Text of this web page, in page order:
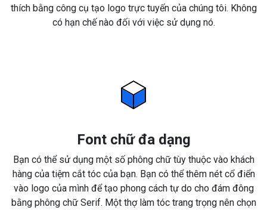
thích bằng công cụ tạo logo trực tuyến của chúng tôi. Không
có hạn chế nào đối với việc sử dụng nó.
Font chữ đa dạng
Bạn có thể sử dụng một số phông chữ tùy thuộc vào khách
hàng của tiệm cắt tóc của bạn. Bạn có thể thêm nét cổ điển
vào logo của mình để tạo phong cách tự do cho đám đông
bằng phông chữ Serif. Một thợ làm tóc trang trọng nên chọn